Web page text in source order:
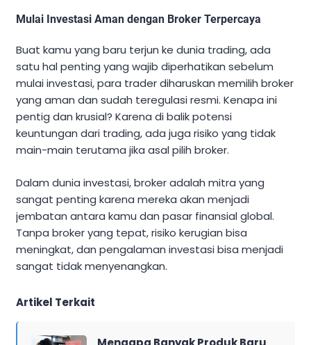
Mulai Investasi Aman dengan Broker Terpercaya
Buat kamu yang baru terjun ke dunia trading, ada
satu hal penting yang wajib diperhatikan sebelum
mulai investasi, para trader diharuskan memilih broker
yang aman dan sudah teregulasi resmi. Kenapa ini
pentig dan krusial? Karena di balik potensi
keuntungan dari trading, ada juga risiko yang tidak
main-main terutama jika asal pilih broker.
Dalam dunia investasi, broker adalah mitra yang
sangat penting karena mereka akan menjadi
jembatan antara kamu dan pasar finansial global.
Tanpa broker yang tepat, risiko kerugian bisa
meningkat, dan pengalaman investasi bisa menjadi
sangat tidak menyenangkan.
Artikel Terkait